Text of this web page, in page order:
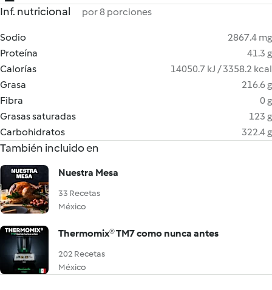
Inf. nutricional por 8 porciones
Sodio
2867.4 mg
Proteína
41.3 g
Calorías
14050.7 kJ / 3358.2 kcal
Grasa
216.6 g
Fibra
0 g
Grasas saturadas
123 g
Carbohidratos
322.4 g
También incluido en
Nuestra Mesa
33 Recetas
México
Thermomix® TM7 como nunca antes
202 Recetas
México